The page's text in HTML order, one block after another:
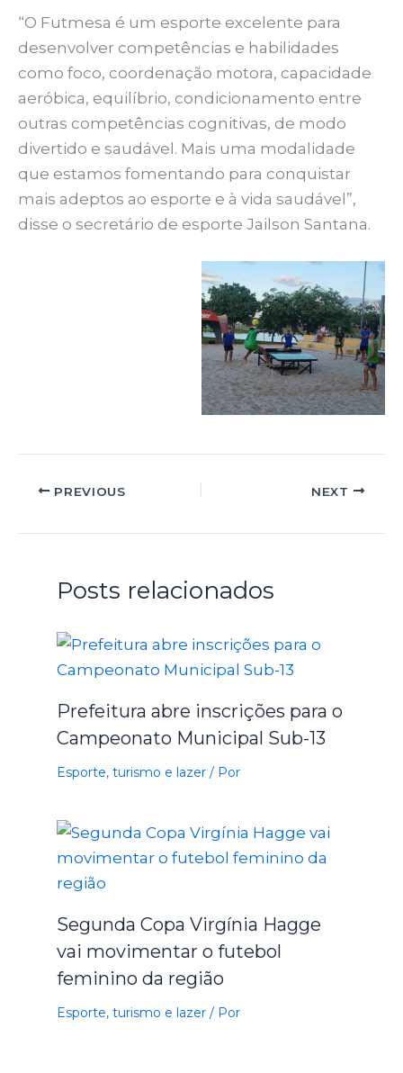
“O Futmesa é um esporte excelente para
desenvolver competências e habilidades
como foco, coordenação motora, capacidade
aeróbica, equilíbrio, condicionamento entre
outras competências cognitivas, de modo
divertido e saudável. Mais uma modalidade
que estamos fomentando para conquistar
mais adeptos ao esporte e à vida saudável”,
disse o secretário de esporte Jailson Santana.
PREVIOUS NEXT
Posts relacionados
Prefeitura abre inscrições para o
Campeonato Municipal Sub-13
Esporte, turismo e lazer/ Por
Segunda Copa Virgínia Hagge
vai movimentar o futebol
feminino da região
Esporte, turismo e lazer/ Por